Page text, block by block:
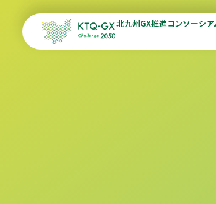
北九州GX推進コンソーシア